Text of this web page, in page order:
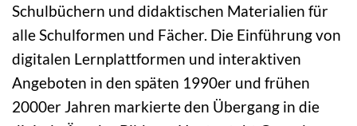
Schulbüchern und didaktischen Materialien für
alle Schulformen und Fächer. Die Einführung von
digitalen Lernplattformen und interaktiven
Angeboten in den späten 1990er und frühen
2000er Jahren markierte den Übergang in die